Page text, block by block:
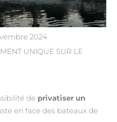
2024
UNIQUE SUR LE
de privatiser un
en face des bateaux de